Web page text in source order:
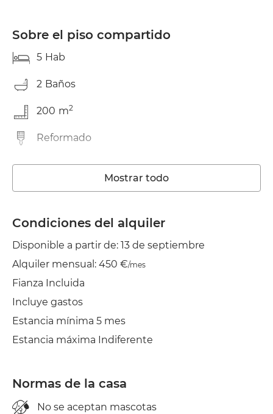
Sobre el piso compartido
5 Hab
2 Baños
200 m2
Reformado
Lavadora
Ascensor
Wifi
TV
Balcón
Tendedero
Mostrar todo
Condiciones del alquiler
Disponible a partir de: 13 de septiembre
Alquiler mensual: 450 €/mes
Fianza Incluida
Incluye gastos
Estancia mínima 5 mes
Estancia máxima Indiferente
Normas de la casa
No se aceptan mascotas